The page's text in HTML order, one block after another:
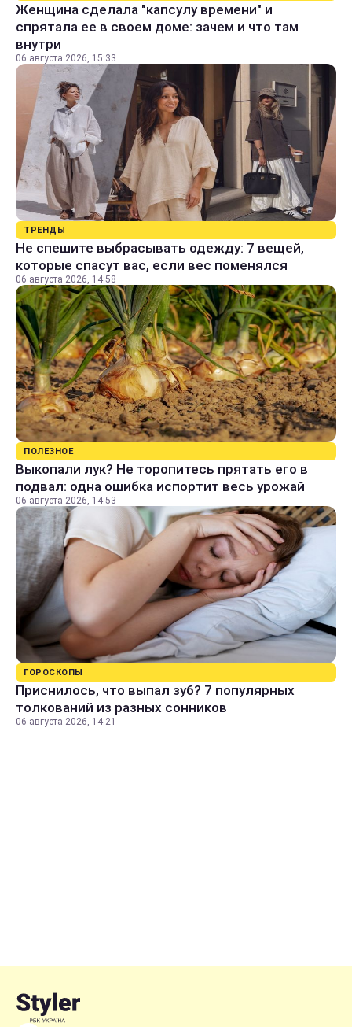
Женщина сделала "капсулу времени" и
спрятала ее в своем доме: зачем и что там
внутри
06 августа 2026, 15:33
ТРЕНДЫ
Не спешите выбрасывать одежду: 7 вещей,
которые спасут вас, если вес поменялся
06 августа 2026, 14:58
ПОЛЕЗНОЕ
Выкопали лук? Не торопитесь прятать его в
подвал: одна ошибка испортит весь урожай
06 августа 2026, 14:53
ГОРОСКОПЫ
Приснилось, что выпал зуб? 7 популярных
толкований из разных сонников
06 августа 2026, 14:21